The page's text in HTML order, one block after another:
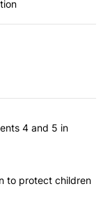
articles in the last
amendments 4
4 and 5 in
organization to
to protect children